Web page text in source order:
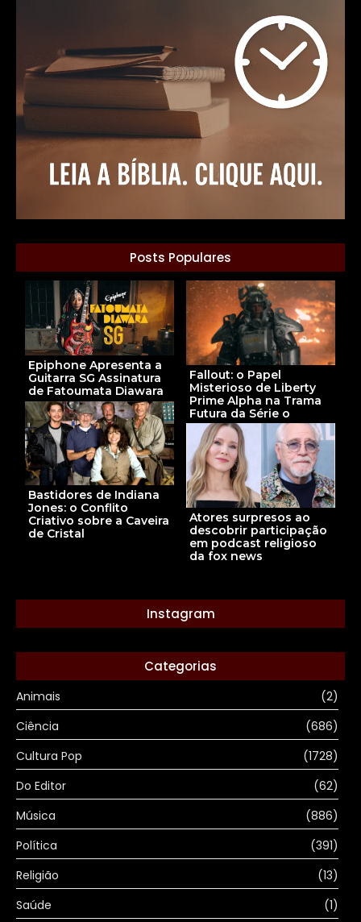
Posts Populares
Epiphone Apresenta a
Guitarra SG Assinatura
de Fatoumata Diawara
Fallout: o Papel
Misterioso de Liberty
Prime Alpha na Trama
Futura da Série o
Bastidores de Indiana
Jones: o Conflito
Criativo sobre a Caveira
de Cristal
Atores surpresos ao
descobrir participação
em podcast religioso
da fox news
Instagram
Categorias
Animais
(2)
Ciência
(686)
Cultura Pop
(1728)
Do Editor
(62)
Música
(886)
Política
(391)
Religião
(13)
Saúde
(1)